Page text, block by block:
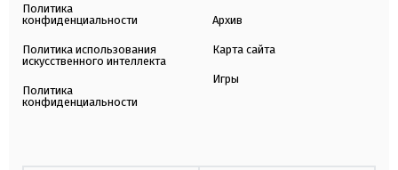
Политика
конфиденциальности
Политика использования
искусственного интеллекта
Политика
конфиденциальности
Архив
Карта сайта
Игры